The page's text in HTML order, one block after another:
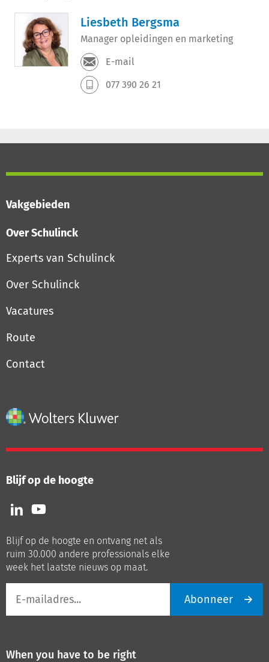
Liesbeth Bergsma
Manager opleidingen en marketing
E-mail
077 390 26 21
Vakgebieden
Over Schulinck
Experts van Schulinck
Over Schulinck
Vacatures
Route
Contact
Blijf op de hoogte
Volg
ons
LinkedIn
Volg
ons
Youtube
Blijf op de hoogte en ontvang net als
ruim 30.000 andere professionals elke
week het laatste nieuws op maat.
mailadres
Abonneer
When you have to be right